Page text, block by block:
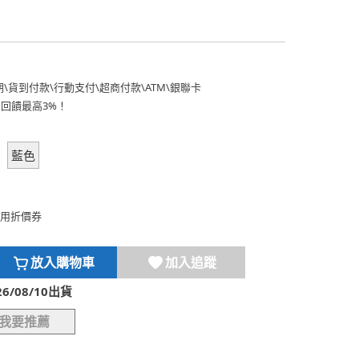
\貨到付款\行動支付\超商付款\ATM\銀聯卡
饋最高3%！
藍色
折價券
放入購物車 加入追蹤
08/10出貨
要推薦